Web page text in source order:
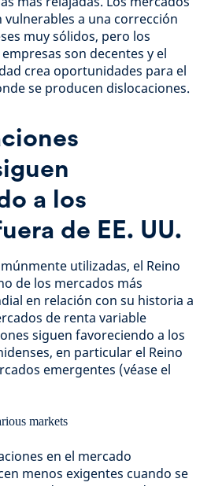
a una corrección
muy sólidos, pero los
son decentes y el
crea oportunidades para el
se producen dislocaciones.
a los
de EE. UU.
utilizadas, el Reino
de los mercados más
en relación con su historia a
de renta variable
siguen favoreciendo a los
en particular el Reino
emergentes (véase el
en el mercado
menos exigentes cuando se